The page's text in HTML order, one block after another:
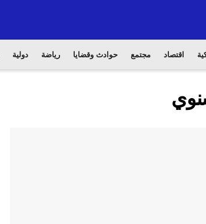
اقتصاد مجتمع حوادث وقضايا رياضة دولية